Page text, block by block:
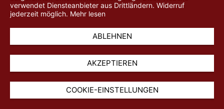
verwendet Diensteanbieter aus Drittländern. Widerruf
jederzeit möglich. Mehr lesen
ABLEHNEN
AKZEPTIEREN
COOKIE-EINSTELLUNGEN